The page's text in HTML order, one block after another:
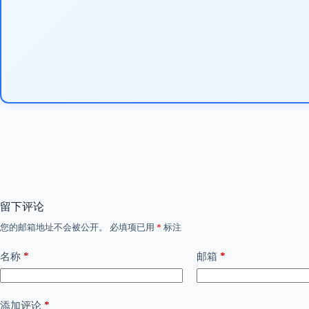
留下评论
您的邮箱地址不会被公开。 必填项已用 * 标注
名称 * 邮箱 *
添加评论 *